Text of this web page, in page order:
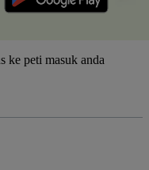
ke peti masuk anda